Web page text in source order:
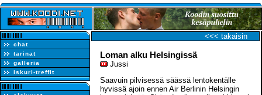
chat
tarinat
galleria
iskuri-treffit
<<< takaisin
Loman alku Helsingissä
Jussi
Saavuin pilvisessä säässä lentokentälle
hyvissä ajoin ennen Air Berlinin Helsingin